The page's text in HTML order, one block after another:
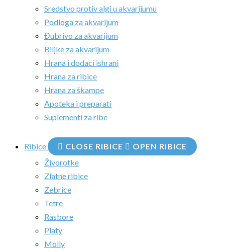
Sredstvo protiv algi u akvarijumu
Podloga za akvarijum
Đubrivo za akvarijum
Biljke za akvarijum
Hrana i dodaci ishrani
Hrana za ribice
Hrana za škampe
Apoteka i preparati
Suplementi za ribe
Ribice CLOSE RIBICE
OPEN RIBICE
Živorotke
Zlatne ribice
Zebrice
Tetre
Rasbore
Platy
Molly